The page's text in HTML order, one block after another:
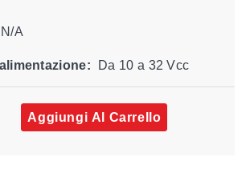
N/A
Da 10 a 32 Vcc
Aggiungi Al Carrello